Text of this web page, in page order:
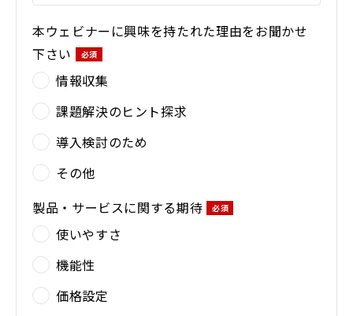
本ウェビナーに興味を持たれた理由をお聞かせ
下さい
情報収集
課題解決のヒント探求
導入検討のため
その他
製品・サービスに関する期待
使いやすさ
機能性
価格設定